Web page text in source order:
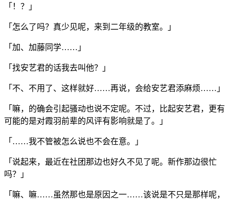
「！？」
「怎么了吗？真少见呢，来到二年级的教室。」
「加、加藤同学……」
「找安艺君的话我去叫他？」
「不、不用了、这样就好……再说，会给安艺君添麻烦……」
「嘛，的确会引起骚动也说不定呢。不过，比起安艺君，更有
可能的是对霞羽前辈的风评有影响就是了。」
「……我不管被怎么说也不会在意。」
「说起来，最近在社团那边也好久不见了呢。新作那边很忙
吗？」
「嘛、嘛……虽然那也是原因之一……该说是不只是那样呢，